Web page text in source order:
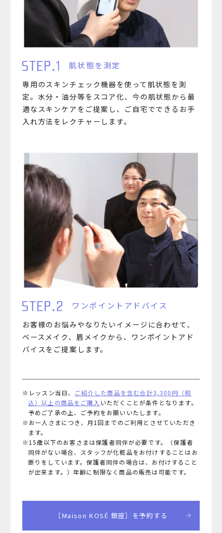
肌状態を測定
専用のスキンチェック機器を使って肌状態を測
定。水分・油分等をスコア化、今の肌状態から最
適なスキンケアをご提案し、ご自宅でできるお手
入れ方法をレクチャーします。
ワンポイントアドバイス
お客様のお悩みやなりたいイメージに合わせて、
ベースメイク、眉メイクから、ワンポイントアド
バイスをご提案します。
※レッスン当日、 ご紹介した商品を含む合計3,300円（税
込）以上の商品をご購入 いただくことが条件となります。
予めご了承の上、ご予約をお願いいたします。
※お一人さまにつき、月1回までのご利用とさせていただき
ます。
※15歳以下のお客さまは保護者同伴が必要です。（保護者
同伴がない場合、スタッフが化粧品をお付けすることはお
断りをしています。保護者同伴の場合は、お付けすること
が出来ます。）年齢に制限なく商品の販売は可能です。
［Maison KOSÉ 銀座］を予約する